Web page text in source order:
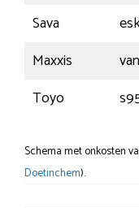
Sava
Maxxis
Toyo
Schema met onkosten
Doetinchem).